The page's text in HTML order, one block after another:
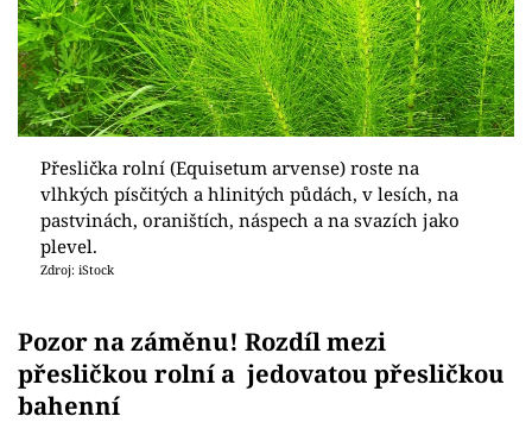
Přeslička rolní (Equisetum arvense) roste na
vlhkých písčitých a hlinitých půdách, v lesích, na
pastvinách, oraništích, náspech a na svazích jako
plevel.
Zdroj: iStock
Pozor na záměnu! Rozdíl mezi
přesličkou rolní a jedovatou přesličkou
bahenní